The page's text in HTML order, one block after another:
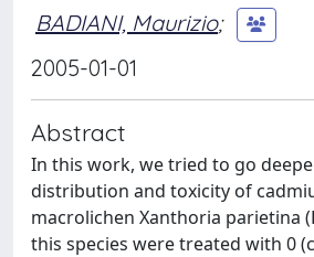
BADIANI, Maurizio;
2005-01-01
Abstract
In this work, we tried to go
distribution and toxicity of
macrolichen Xanthoria parietina
this species were treated with 0